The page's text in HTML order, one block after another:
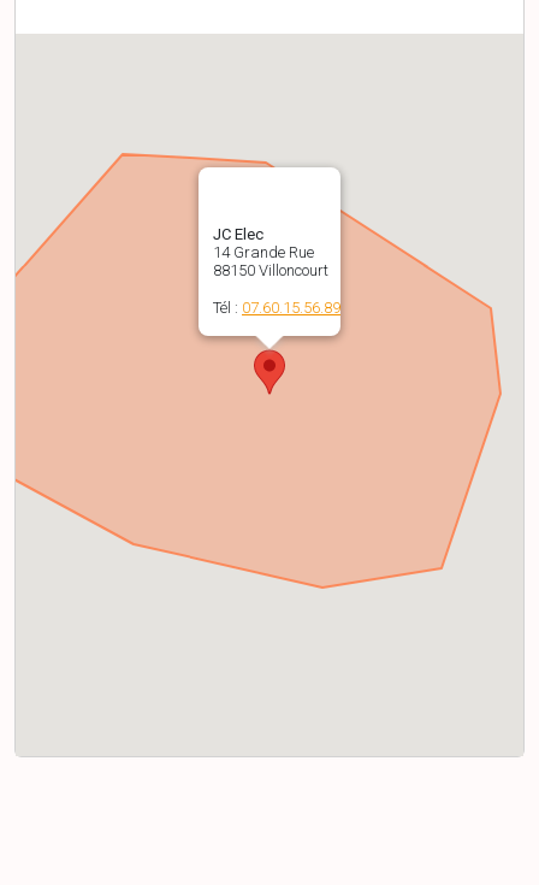
JC Elec
14 Grande Rue
88150 Villoncourt
Tél : 07.60.15.56.89